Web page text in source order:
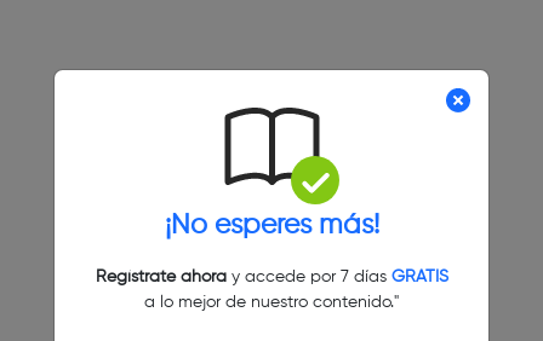
¡No esperes más!
Regístrate ahoray accede por 7 días GRATIS
a lo mejor de nuestro contenido."